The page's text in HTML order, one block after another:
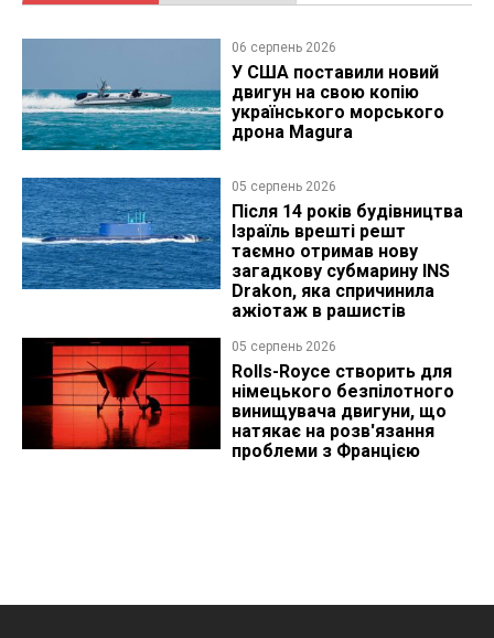
06 серпень 2026
У США поставили новий
двигун на свою копію
українського морського
дрона Magura
05 серпень 2026
Після 14 років будівництва
Ізраїль врешті решт
таємно отримав нову
загадкову субмарину INS
Drakon, яка спричинила
ажіотаж в рашистів
05 серпень 2026
Rolls-Royce створить для
німецького безпілотного
винищувача двигуни, що
натякає на розв'язання
проблеми з Францією